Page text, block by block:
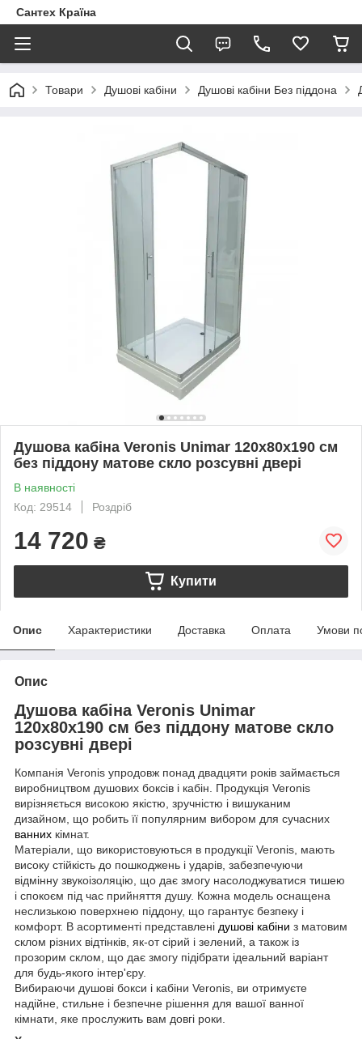
Сантех Країна
Товари Душові кабіни Душові кабіни Без піддона
Душова кабіна Veronis Unimar 120х80х190 см
без піддону матове скло розсувні двері
В наявності
Код: 29514
Роздріб
14 720 ₴
Купити
Опис Характеристики Доставка Оплата Умови
Опис
Душова кабіна Veronis Unimar
120х80х190 см без піддону матове скло
розсувні двері
Компанія Veronis упродовж понад двадцяти років займається
виробництвом душових боксів і кабін. Продукція Veronis
вирізняється високою якістю, зручністю і вишуканим
дизайном, що робить її популярним вибором для сучасних
ванних кімнат.
Матеріали, що використовуються в продукції Veronis, мають
високу стійкість до пошкоджень і ударів, забезпечуючи
відмінну звукоізоляцію, що дає змогу насолоджуватися тишею
і спокоєм під час прийняття душу. Кожна модель оснащена
неслизькою поверхнею піддону, що гарантує безпеку і
комфорт. В асортименті представлені душові кабіни з матовим
склом різних відтінків, як-от сірий і зелений, а також із
прозорим склом, що дає змогу підібрати ідеальний варіант
для будь-якого інтер'єру.
Вибираючи душові бокси і кабіни Veronis, ви отримуєте
надійне, стильне і безпечне рішення для вашої ванної
кімнати, яке прослужить вам довгі роки.